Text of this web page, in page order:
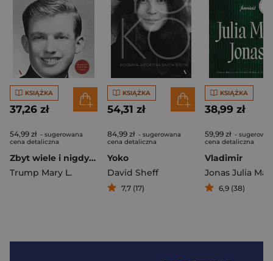
KSIĄŻKA
37,26 zł
54,99 zł - sugerowana
cena detaliczna
Zbyt wiele i nigdy dość. Jak moja rodzina stworzyła najniebezpieczniejszego człowieka na świecie
Trump Mary L.
KSIĄŻKA
54,31 zł
84,99 zł - sugerowana
cena detaliczna
Yoko
David Sheff
7,7 (17)
KSIĄŻKA
38,99 zł
59,99 zł -
cena detaliczna
Vladimir
Jonas Julia May
6,9 (38)